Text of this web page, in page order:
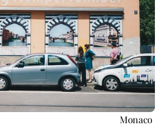
Monaco